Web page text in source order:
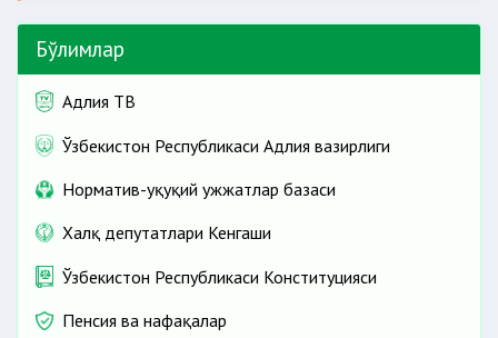
Бўлимлар
Адлия ТВ
Ўзбекистон Республикаси Адлия вазирлиги
Норматив-ҳуқуқий ҳужжатлар базаси
Халқ депутатлари Кенгаши
Ўзбекистон Республикаси Конституцияси
Пенсия ва нафақалар